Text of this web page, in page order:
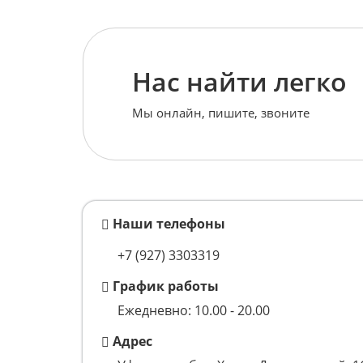
Нас найти легко
Мы онлайн, пишите, звоните
Наши телефоны
+7 (927) 3303319
График работы
Ежедневно: 10.00 - 20.00
Адрес